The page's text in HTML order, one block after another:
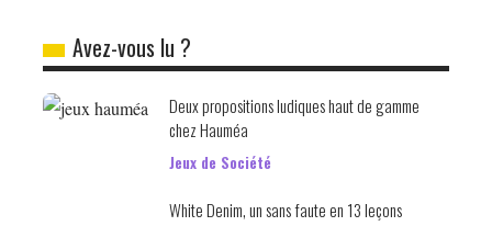
Avez-vous lu ?
Deux propositions ludiques haut de gamme
chez Hauméa
Jeux de Société
White Denim, un sans faute en 13 leçons